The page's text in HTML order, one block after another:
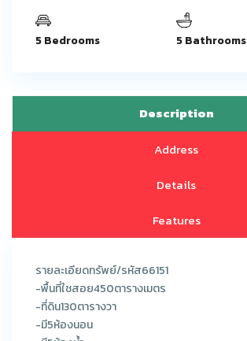
5 Bedrooms 5 Bathrooms
Description
Address
Details
Features
รายละเอียดทรัพย์/รหัส66151
-พื้นที่ใชสอย450ตารางเมตร
-ที่ดิน130ตารางวา
-มี5ห้องนอน